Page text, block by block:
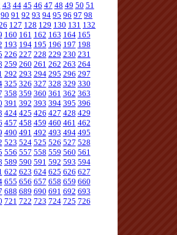
43 44 45 46 47 48 49 50 51
90 91 92 93 94 95 96 97 98
127 128 129 130 131 132
160 161 162 163 164 165
193 194 195 196 197 198
226 227 228 229 230 231
259 260 261 262 263 264
292 293 294 295 296 297
325 326 327 328 329 330
358 359 360 361 362 363
391 392 393 394 395 396
424 425 426 427 428 429
457 458 459 460 461 462
490 491 492 493 494 495
523 524 525 526 527 528
556 557 558 559 560 561
589 590 591 592 593 594
622 623 624 625 626 627
655 656 657 658 659 660
688 689 690 691 692 693
721 722 723 724 725 726